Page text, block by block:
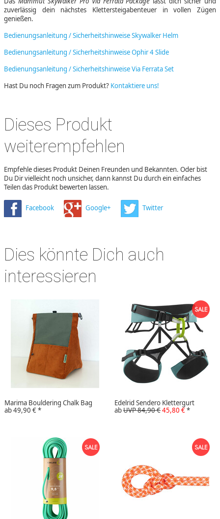
zuverlässig dein nächstes Klettersteigabenteuer in vollen Zügen
genießen.
Bedienungsanleitung / Sicherheitshinweise Skywalker Helm
Bedienungsanleitung / Sicherheitshinweise Ophir 4 Slide
Bedienungsanleitung / Sicherheitshinweise Via Ferrata Set
Hast Du noch Fragen zum Produkt? Kontaktiere uns!
Dieses Produkt
weiterempfehlen
Empfehle dieses Produkt Deinen Freunden und Bekannten. Oder bist
Du Dir vielleicht noch unsicher, dann kannst Du durch ein einfaches
Teilen das Produkt bewerten lassen.
Facebook Google+ Twitter
Dies könnte Dich auch
interessieren
Marima Bouldering Chalk Bag
ab49,90 €*
Edelrid Sendero Klettergurt
abUVP 84,90 €45,80 €*